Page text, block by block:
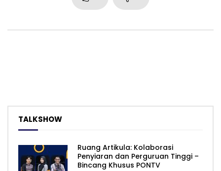
TALKSHOW
Ruang Artikula: Kolaborasi
Penyiaran dan Perguruan Tinggi –
Bincang Khusus PONTV